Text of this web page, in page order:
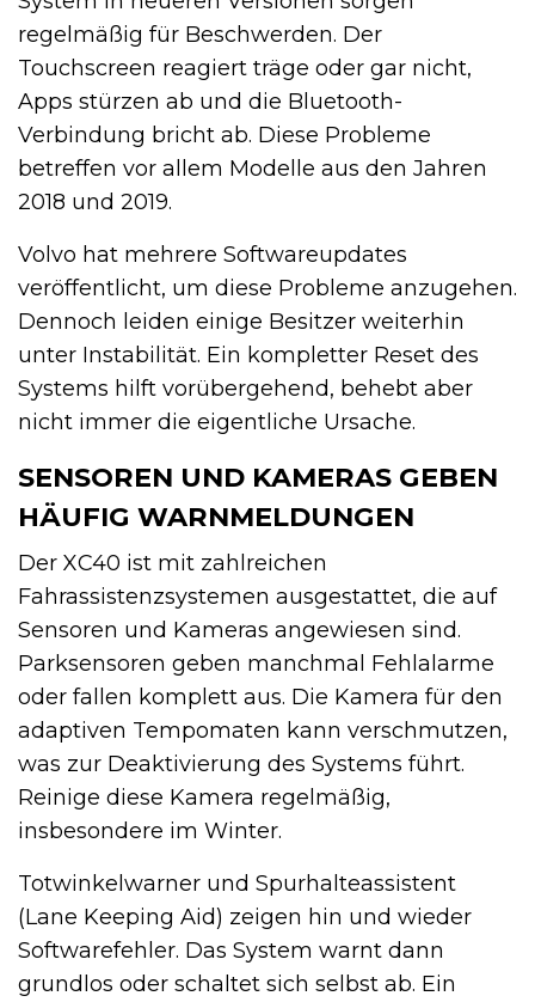
regelmäßig für Beschwerden. Der
Touchscreen reagiert träge oder gar nicht,
Apps stürzen ab und die Bluetooth-
Verbindung bricht ab. Diese Probleme
betreffen vor allem Modelle aus den Jahren
2018 und 2019.
Volvo hat mehrere Softwareupdates
veröffentlicht, um diese Probleme anzugehen.
Dennoch leiden einige Besitzer weiterhin
unter Instabilität. Ein kompletter Reset des
Systems hilft vorübergehend, behebt aber
nicht immer die eigentliche Ursache.
SENSOREN UND KAMERAS GEBEN
HÄUFIG WARNMELDUNGEN
Der XC40 ist mit zahlreichen
Fahrassistenzsystemen ausgestattet, die auf
Sensoren und Kameras angewiesen sind.
Parksensoren geben manchmal Fehlalarme
oder fallen komplett aus. Die Kamera für den
adaptiven Tempomaten kann verschmutzen,
was zur Deaktivierung des Systems führt.
Reinige diese Kamera regelmäßig,
insbesondere im Winter.
Totwinkelwarner und Spurhalteassistent
(Lane Keeping Aid) zeigen hin und wieder
Softwarefehler. Das System warnt dann
grundlos oder schaltet sich selbst ab. Ein